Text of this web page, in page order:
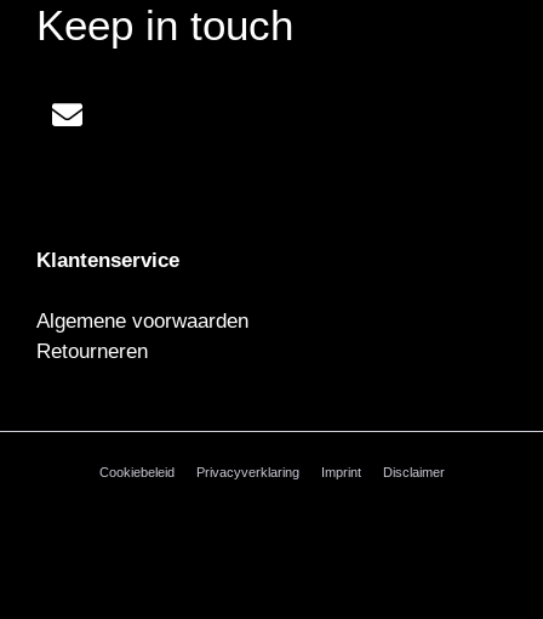
Keep in touch
Klantenservice
Algemene voorwaarden
Retourneren
Cookiebeleid Privacyverklaring Imprint Disclaimer